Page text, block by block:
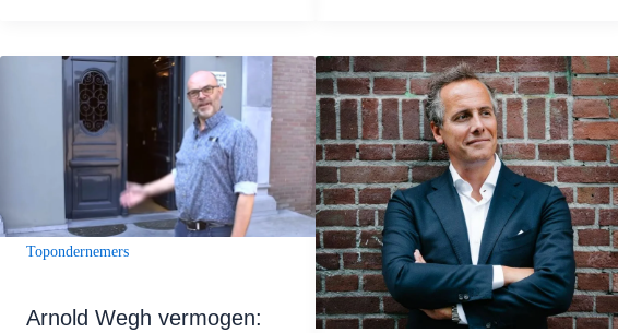
Topondernemers
Arnold Wegh vermogen: